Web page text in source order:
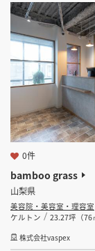
フリーワ
bamboo grass
山梨県
美容院・美容室・理容室
ケルトン
23.27坪（76
株式会社vaspex
0件